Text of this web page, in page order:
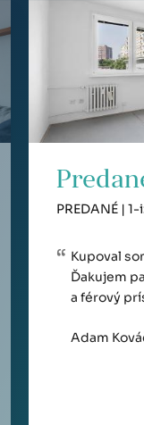
PREDANÉ |
Kupoval
Ďakujem
a férový
Adam